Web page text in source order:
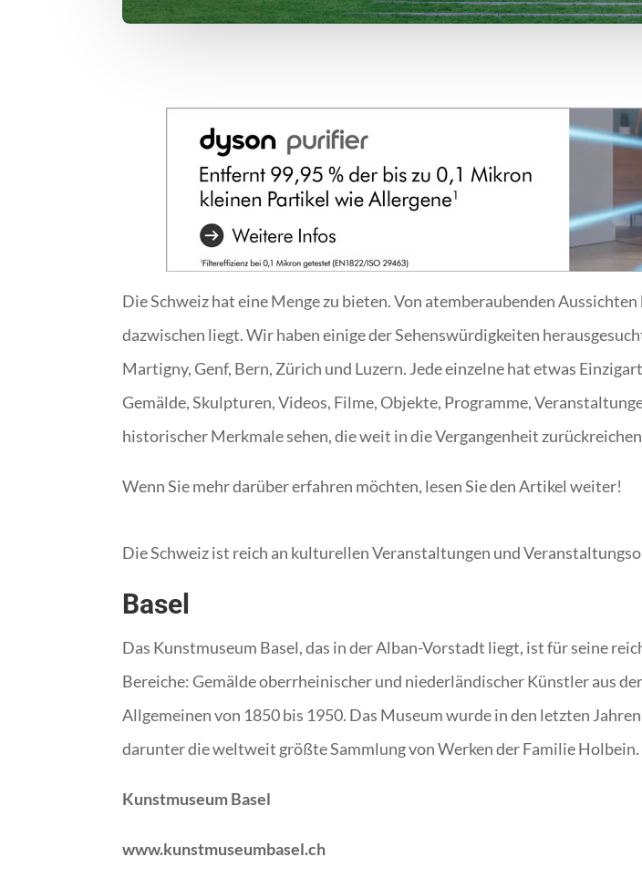
Die Schweiz hat eine Menge zu bieten. Von atemberaubenden
dazwischen liegt. Wir haben einige der Sehenswürdigkeiten
Martigny, Genf, Bern, Zürich und Luzern. Jede einzelne hat etwas
Gemälde, Skulpturen, Videos, Filme, Objekte, Programme,
historischer Merkmale sehen, die weit in die Vergangenheit
Wenn Sie mehr darüber erfahren möchten, lesen Sie den Artikel weiter!
Die Schweiz ist reich an kulturellen Veranstaltungen und
Basel
Das Kunstmuseum Basel, das in der Alban-Vorstadt liegt, ist für seine
Bereiche: Gemälde oberrheinischer und niederländischer Künstler aus
Allgemeinen von 1850 bis 1950. Das Museum wurde in den letzten
darunter die weltweit größte Sammlung von Werken der Familie Holbein.
Kunstmuseum Basel
www.kunstmuseumbasel.ch